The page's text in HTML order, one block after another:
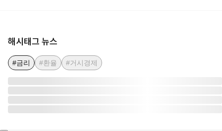
해시태그 뉴스
#금리 #환율 #거시경제